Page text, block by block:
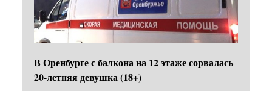
В Оренбурге с балкона на 12 этаже сорвалась
20-летняя девушка (18+)